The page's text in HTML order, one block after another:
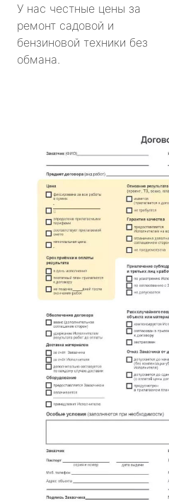
У нас честные цены за
ремонт садовой и
бензиновой техники без
обмана.